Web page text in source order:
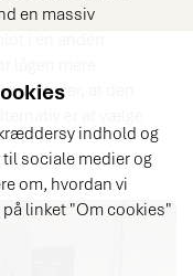
indhold og
sociale medier og
om, hvordan vi
linket "Om cookies"
en massiv
betyder, at den